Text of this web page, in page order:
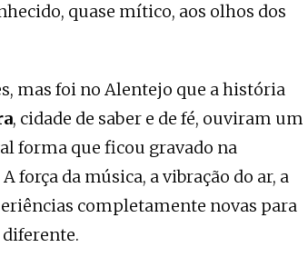
quase mítico, aos olhos dos
mas foi no Alentejo que a história
, cidade de saber e de fé, ouviram um
forma que ficou gravado na
força da música, a vibração do ar, a
completamente novas para